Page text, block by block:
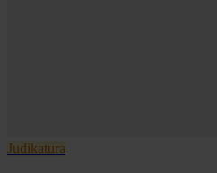
Judikatura